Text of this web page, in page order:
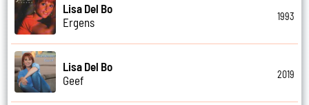
Lisa Del Bo
Ergens
1993
Lisa Del Bo
Geef
2019